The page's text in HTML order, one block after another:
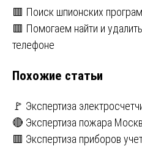
Навигация
по
🟥 Поиск шпионских
🟥 Помогаем найти и
телефоне
Похожие статьи
🚩 Экспертиза
🔴 Экспертиза пожара
🟥 Экспертиза приборов